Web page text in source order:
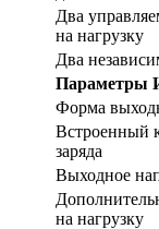
Два
на нагрузку
Два
Параметры
Форма
Встроенный
заряда
Выходное
на нагрузку